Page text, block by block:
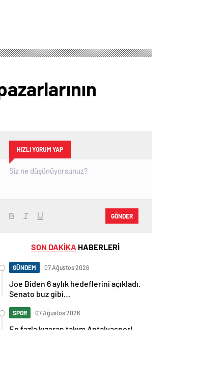
HIZLI YORUM YAP
GÖNDER
SON DAKİKA HABERLERİ
GÜNDEM 07 Ağustos 2026
Joe Biden 6 aylık hedeflerini açıkladı.
Senato buz gibi…
SPOR 07 Ağustos 2026
En fazla kızaran takım Antalyaspor!